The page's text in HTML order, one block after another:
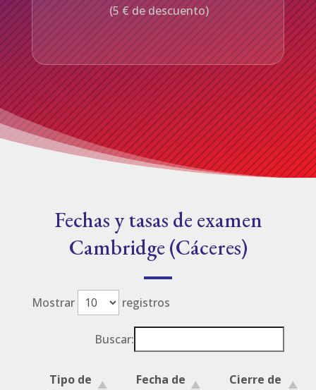
(5 € de descuento)
Fechas y tasas de examen
Cambridge (Cáceres)
Mostrar registros
Buscar:
Tipo de
Fecha de
Cierre de